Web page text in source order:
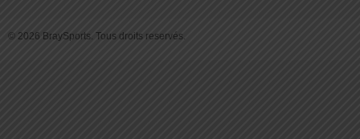
© 2026 BraySports. Tous droits reservés.